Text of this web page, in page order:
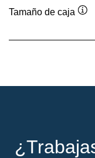
Tamaño de caja